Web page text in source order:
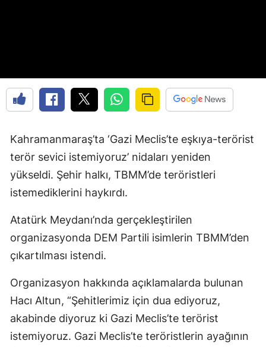
Kahramanmaraş’ta ‘Gazi Meclis’te eşkıya-terörist
terör sevici istemiyoruz’ nidaları yeniden
yükseldi. Şehir halkı, TBMM’de teröristleri
istemediklerini haykırdı.
Atatürk Meydanı’nda gerçekleştirilen
organizasyonda DEM Partili isimlerin TBMM’den
çıkartılması istendi.
Organizasyon hakkında açıklamalarda bulunan
Hacı Altun, “Şehitlerimiz için dua ediyoruz,
akabinde diyoruz ki Gazi Meclis’te terörist
istemiyoruz. Gazi Meclis’te teröristlerin ayağının